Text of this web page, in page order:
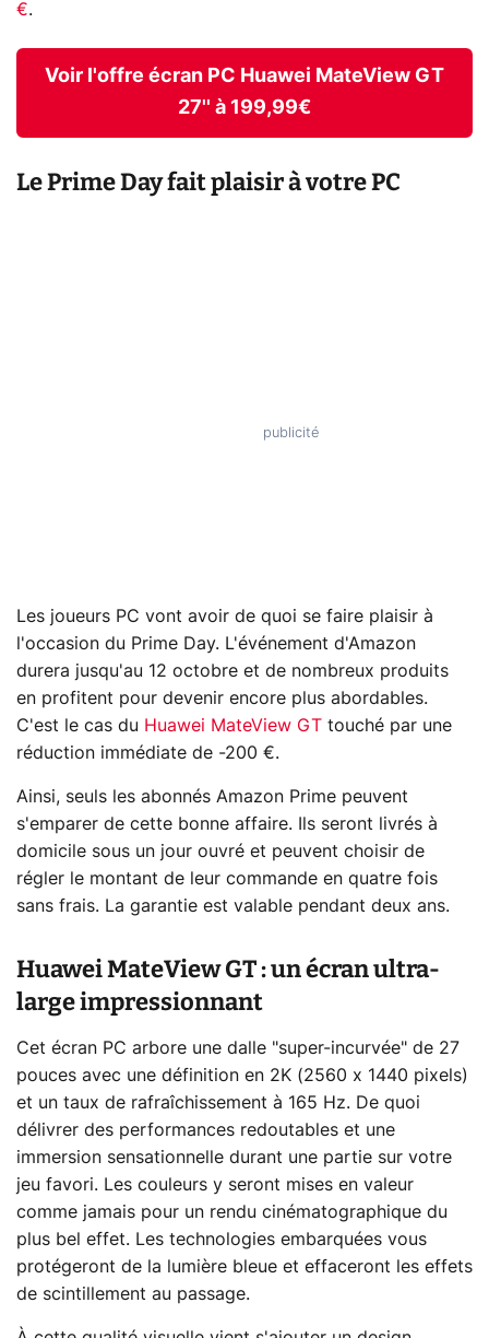
€.
Voir l'offre écran PC Huawei MateView GT
27'' à 199,99€
Le Prime Day fait plaisir à votre PC
Les joueurs PC vont avoir de quoi se faire plaisir à
l'occasion du Prime Day. L'événement d'Amazon
durera jusqu'au 12 octobre et de nombreux produits
en profitent pour devenir encore plus abordables.
C'est le cas du Huawei MateView GT touché par une
réduction immédiate de -200 €.
Ainsi, seuls les abonnés Amazon Prime peuvent
s'emparer de cette bonne affaire. Ils seront livrés à
domicile sous un jour ouvré et peuvent choisir de
régler le montant de leur commande en quatre fois
sans frais. La garantie est valable pendant deux ans.
Huawei MateView GT : un écran ultra-
large impressionnant
Cet écran PC arbore une dalle "super-incurvée" de 27
pouces avec une définition en 2K (2560 x 1440 pixels)
et un taux de rafraîchissement à 165 Hz. De quoi
délivrer des performances redoutables et une
immersion sensationnelle durant une partie sur votre
jeu favori. Les couleurs y seront mises en valeur
comme jamais pour un rendu cinématographique du
plus bel effet. Les technologies embarquées vous
protégeront de la lumière bleue et effaceront les effets
de scintillement au passage.